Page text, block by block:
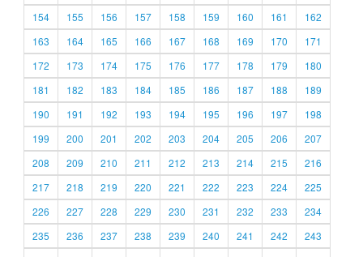
154
155 156 157 158 159 160 161
162
163
164 165 166 167 168 169 170
171
172
173 174 175 176 177 178 179
180
181
182 183 184 185 186 187 188
189
190
191 192 193 194 195 196 197
198
199
200 201 202 203 204 205 206
207
208
209 210 211 212 213 214 215
216
217
218 219 220 221 222 223 224
225
226
227 228 229 230 231 232 233
234
235
236 237 238 239 240 241 242
243